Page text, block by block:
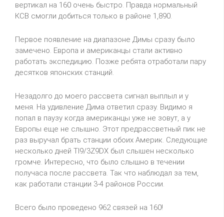
вертикал на 160 очень быстро. Правда нормальный
КСВ смогли добиться только в районе 1,890.
Первое появление на диапазоне Димы сразу было
замечено. Европа и американцы стали активно
работать экспедицию. Позже ребята отработали пару
десятков японских станций.
Незадолго до моего рассвета сигнал выплыл и у
меня. На удивление Дима ответил сразу. Видимо я
попал в паузу когда американцы уже не зовут, а у
Европы еще не слышно. Этот предрассветный пик не
раз выручал брать станции обоих Америк. Следующие
несколько дней TI9/3Z9DX был слышен несколько
громче. Интересно, что было слышно в течении
получаса после рассвета. Так что наблюдал за тем,
как работали станции 3-4 районов России.
Всего было проведено 962 связей на 160!